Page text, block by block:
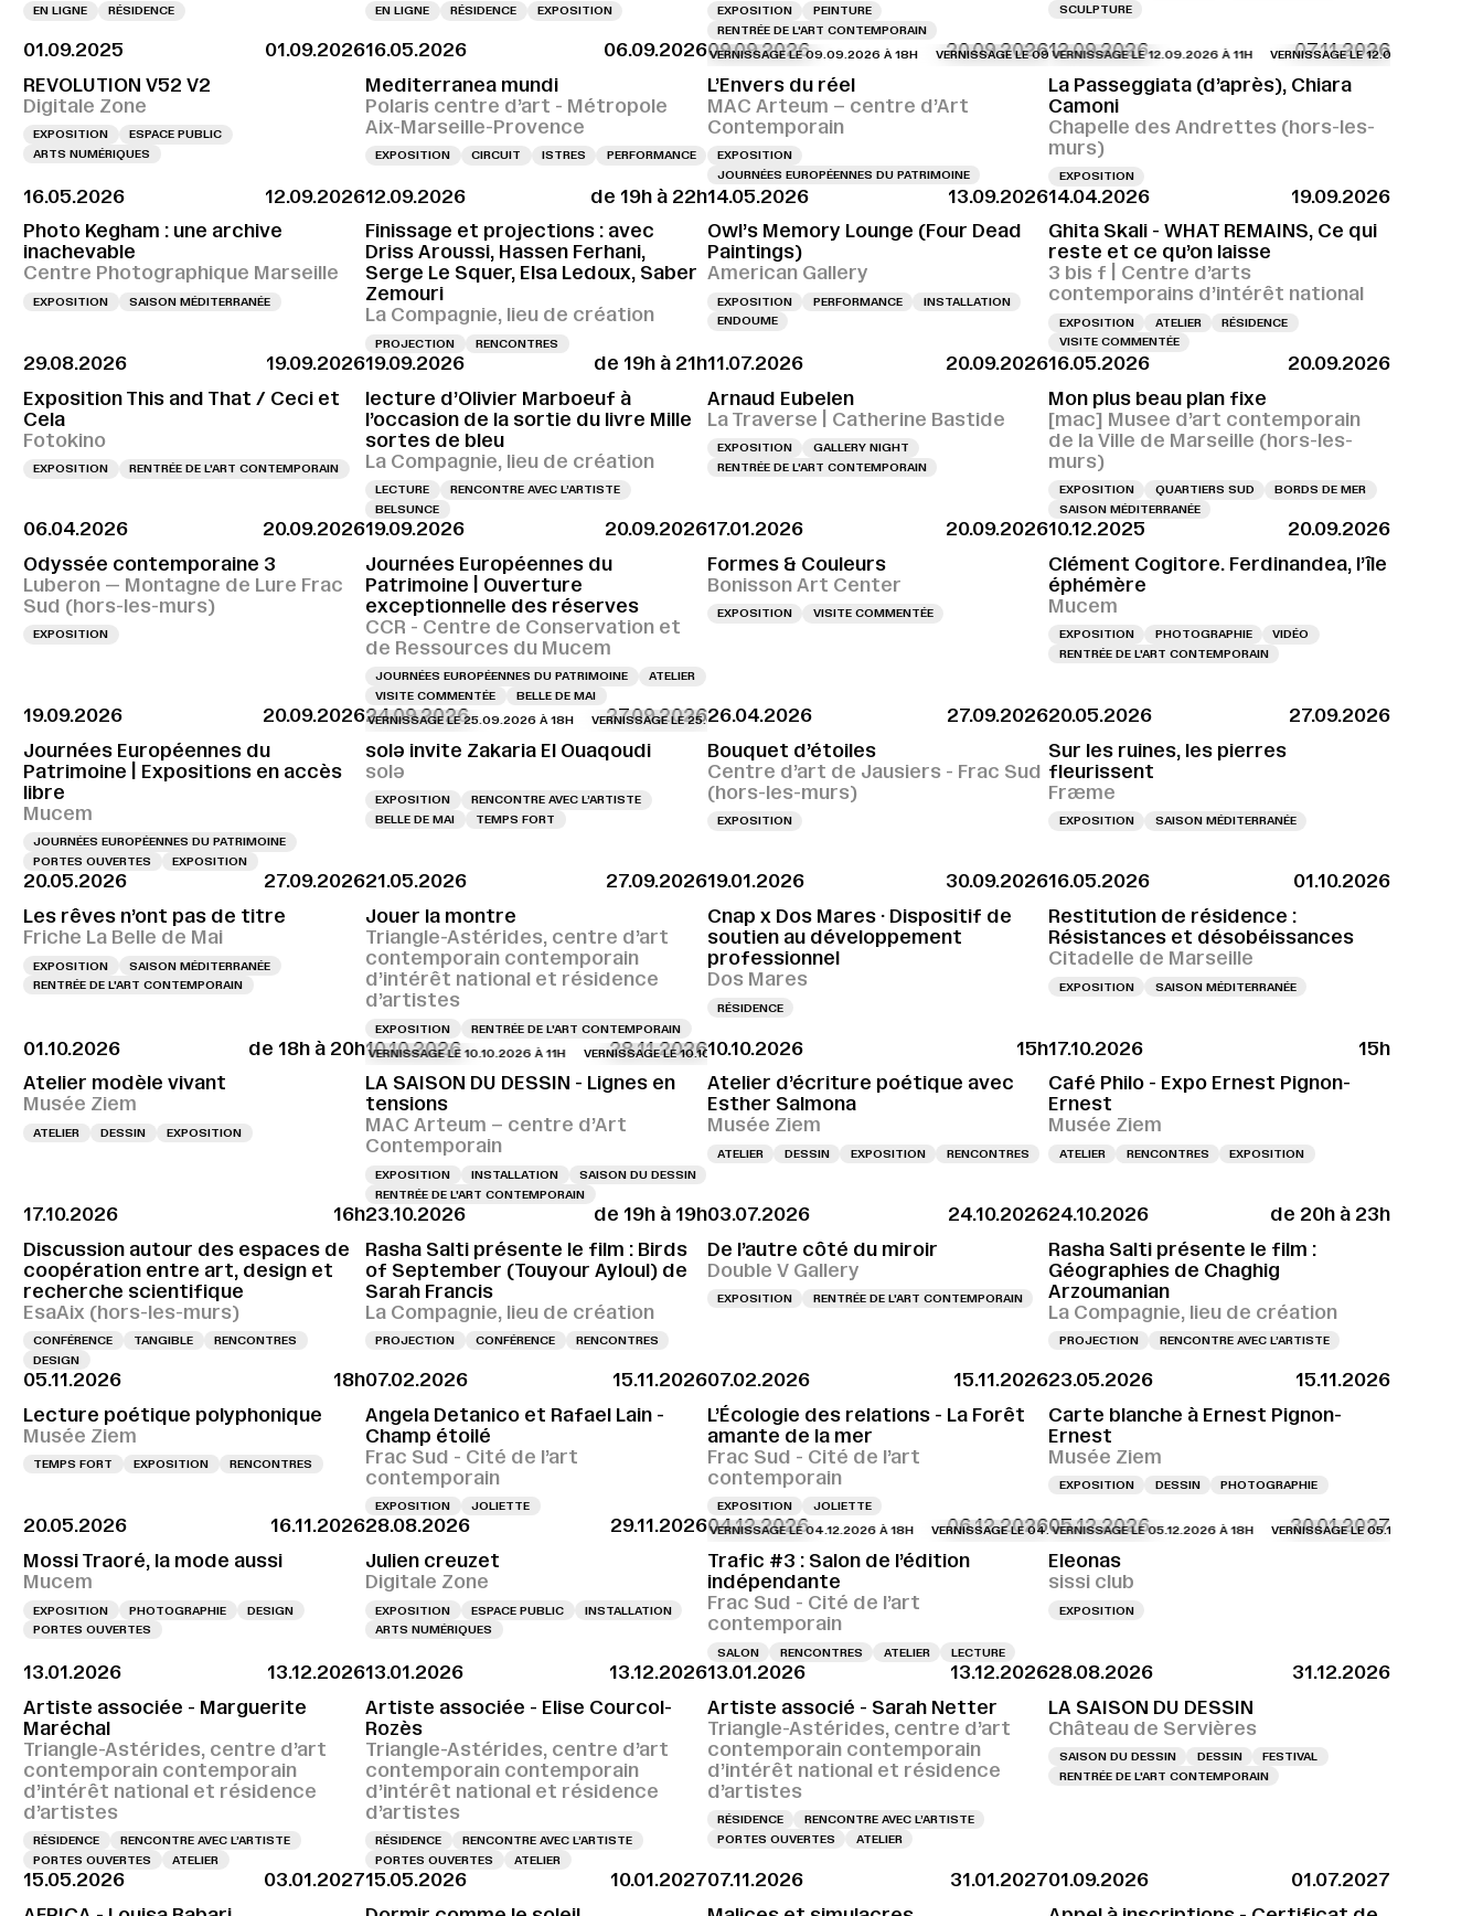
EN LIGNE RÉSIDENCE EN LIGNE RÉSIDENCE EXPOSITION EXPOSITION
PEINTURE
RENTRÉE DE L'ART CONTEMPORAIN
SCULPTURE
01.09.2025
01.09.2026
REVOLUTION V52 V2
Digitale Zone
EXPOSITION
ESPACE PUBLIC
ARTS NUMÉRIQUES
16.05.2026
06.09.2026
Mediterranea mundi
Polaris centre d’art - Métropole
Aix-Marseille-Provence
EXPOSITION CIRCUIT ISTRES PERFORMANCE
09.09.2026 20.09.2026
VERNISSAGE LE 09.09.2026 À 18H VERNISSAGE LE 09.09.2026 À 18H VERNISSAGE LE 09.09.2026 À 18H VERNISSAGE LE
L’Envers du réel
MAC Arteum – centre d’Art
Contemporain
EXPOSITION
JOURNÉES EUROPÉENNES DU PATRIMOINE
12.09.2026 07.11.2026
VERNISSAGE LE 12.09.2026 À 11H VERNISSAGE LE 12.09.2026 À 11H
La Passeggiata (d’après), Chiara
Camoni
Chapelle des Andrettes (hors-les-
murs)
EXPOSITION
16.05.2026
12.09.2026
Photo Kegham : une archive
inachevable
Centre Photographique Marseille
EXPOSITION SAISON MÉDITERRANÉE
12.09.2026
de 19h à 22h
Finissage et projections : avec
Driss Aroussi, Hassen Ferhani,
Serge Le Squer, Elsa Ledoux, Saber
Zemouri
La Compagnie, lieu de création
PROJECTION RENCONTRES
14.05.2026
13.09.2026
Owl’s Memory Lounge (Four Dead
Paintings)
American Gallery
EXPOSITION PERFORMANCE
INSTALLATION
ENDOUME
14.04.2026
19.09.2026
Ghita Skali - WHAT REMAINS, Ce qui
reste et ce qu’on laisse
3 bis f | Centre d’arts
contemporains d’intérêt national
EXPOSITION ATELIER
RÉSIDENCE
VISITE COMMENTÉE
29.08.2026
19.09.2026
Exposition This and That / Ceci et
Cela
Fotokino
EXPOSITION RENTRÉE DE L'ART CONTEMPORAIN
19.09.2026
de 19h à 21h
lecture d’Olivier Marboeuf à
l’occasion de la sortie du livre Mille
sortes de bleu
La Compagnie, lieu de création
LECTURE
RENCONTRE AVEC L’ARTISTE
BELSUNCE
11.07.2026
20.09.2026
Arnaud Eubelen
La Traverse | Catherine Bastide
EXPOSITION
GALLERY NIGHT
RENTRÉE DE L'ART CONTEMPORAIN
16.05.2026
20.09.2026
Mon plus beau plan fixe
[mac] Musee d’art contemporain
de la Ville de Marseille (hors-les-
murs)
EXPOSITION QUARTIERS SUD
BORDS DE MER
SAISON MÉDITERRANÉE
06.04.2026
20.09.2026
Odyssée contemporaine 3
Luberon — Montagne de Lure Frac
Sud (hors-les-murs)
EXPOSITION
19.09.2026
20.09.2026
Journées Européennes du
Patrimoine | Ouverture
exceptionnelle des réserves
CCR - Centre de Conservation et
de Ressources du Mucem
JOURNÉES EUROPÉENNES DU PATRIMOINE
ATELIER
VISITE COMMENTÉE
BELLE DE MAI
17.01.2026
20.09.2026
Formes & Couleurs
Bonisson Art Center
EXPOSITION VISITE COMMENTÉE
10.12.2025
20.09.2026
Clément Cogitore. Ferdinandea, l’île
éphémère
Mucem
EXPOSITION PHOTOGRAPHIE
VIDÉO
RENTRÉE DE L'ART CONTEMPORAIN
19.09.2026
20.09.2026
Journées Européennes du
Patrimoine | Expositions en accès
libre
Mucem
JOURNÉES EUROPÉENNES DU PATRIMOINE
PORTES OUVERTES
EXPOSITION
24.09.2026 27.09.2026
VERNISSAGE LE 25.09.2026 À 18H VERNISSAGE LE 25.09.2026 À 18H VERNISSAGE LE 25.09.2026 À 18H VERNISSAGE LE 25.09.2026 À 18H VERNISSAGE LE 25.09.2026 À 18H
solə invite Zakaria El Ouaqoudi
solə
EXPOSITION
RENCONTRE AVEC L’ARTISTE
BELLE DE MAI
TEMPS FORT
26.04.2026
27.09.2026
Bouquet d’étoiles
Centre d’art de Jausiers - Frac Sud
(hors-les-murs)
EXPOSITION
20.05.2026
27.09.2026
Sur les ruines, les pierres
fleurissent
Fræme
EXPOSITION SAISON MÉDITERRANÉE
20.05.2026
27.09.2026
Les rêves n’ont pas de titre
Friche La Belle de Mai
EXPOSITION
SAISON MÉDITERRANÉE
RENTRÉE DE L'ART CONTEMPORAIN
21.05.2026
27.09.2026
Jouer la montre
Triangle-Astérides, centre d’art
contemporain contemporain
d’intérêt national et résidence
d’artistes
EXPOSITION RENTRÉE DE L'ART CONTEMPORAIN
19.01.2026
30.09.2026
Cnap x Dos Mares · Dispositif de
soutien au développement
professionnel
Dos Mares
RÉSIDENCE
16.05.2026
01.10.2026
Restitution de résidence :
Résistances et désobéissances
Citadelle de Marseille
EXPOSITION SAISON MÉDITERRANÉE
01.10.2026
de 18h à 20h
Atelier modèle vivant
Musée Ziem
ATELIER DESSIN EXPOSITION
10.10.2026 28.11.2026
VERNISSAGE LE 10.10.2026 À 11H VERNISSAGE LE 10.10.2026 À 11H VERNISSAGE LE 10.10.2026 À 11H VERNISSAGE LE 10.10.2026 À 11H VERNISSAGE LE 10.10.2026 À 11H
LA SAISON DU DESSIN - Lignes en
tensions
MAC Arteum – centre d’Art
Contemporain
EXPOSITION INSTALLATION
SAISON DU DESSIN
RENTRÉE DE L'ART CONTEMPORAIN
10.10.2026
15h
Atelier d’écriture poétique avec
Esther Salmona
Musée Ziem
ATELIER DESSIN EXPOSITION RENCONTRES
17.10.2026
15h
Café Philo - Expo Ernest Pignon-
Ernest
Musée Ziem
ATELIER RENCONTRES EXPOSITION
17.10.2026
16h
Discussion autour des espaces de
coopération entre art, design et
recherche scientifique
EsaAix (hors-les-murs)
CONFÉRENCE TANGIBLE
RENCONTRES
DESIGN
23.10.2026
de 19h à 19h
Rasha Salti présente le film : Birds
of September (Touyour Ayloul) de
Sarah Francis
La Compagnie, lieu de création
PROJECTION CONFÉRENCE RENCONTRES
03.07.2026
24.10.2026
De l’autre côté du miroir
Double V Gallery
EXPOSITION RENTRÉE DE L'ART CONTEMPORAIN
24.10.2026
de 20h à 23h
Rasha Salti présente le film :
Géographies de Chaghig
Arzoumanian
La Compagnie, lieu de création
PROJECTION RENCONTRE AVEC L’ARTISTE
05.11.2026
18h
Lecture poétique polyphonique
Musée Ziem
TEMPS FORT EXPOSITION RENCONTRES
07.02.2026
15.11.2026
Angela Detanico et Rafael Lain -
Champ étoilé
Frac Sud - Cité de l’art
contemporain
EXPOSITION JOLIETTE
07.02.2026
15.11.2026
L’Écologie des relations - La Forêt
amante de la mer
Frac Sud - Cité de l’art
contemporain
EXPOSITION JOLIETTE
23.05.2026
15.11.2026
Carte blanche à Ernest Pignon-
Ernest
Musée Ziem
EXPOSITION DESSIN PHOTOGRAPHIE
20.05.2026
16.11.2026
Mossi Traoré, la mode aussi
Mucem
EXPOSITION PHOTOGRAPHIE
DESIGN
PORTES OUVERTES
28.08.2026
29.11.2026
Julien creuzet
Digitale Zone
EXPOSITION ESPACE PUBLIC
INSTALLATION
ARTS NUMÉRIQUES
04.12.2026 06.12.2026
VERNISSAGE LE 04.12.2026 À 18H VERNISSAGE LE 04.12.2026 À 18H VERNISSAGE LE 04.12.2026 À 18H VERNISSAGE LE
Trafic #3 : Salon de l’édition
indépendante
Frac Sud - Cité de l’art
contemporain
SALON RENCONTRES ATELIER LECTURE
05.12.2026 30.01.2027
VERNISSAGE LE 05.12.2026 À 18H VERNISSAGE LE 05.12.2026 À 18H
Eleonas
sissi club
EXPOSITION
13.01.2026
13.12.2026
Artiste associée - Marguerite
Maréchal
Triangle-Astérides, centre d’art
contemporain contemporain
d’intérêt national et résidence
d’artistes
RÉSIDENCE
RENCONTRE AVEC L’ARTISTE
PORTES OUVERTES
ATELIER
13.01.2026
13.12.2026
Artiste associée - Elise Courcol-
Rozès
Triangle-Astérides, centre d’art
contemporain contemporain
d’intérêt national et résidence
d’artistes
RÉSIDENCE
RENCONTRE AVEC L’ARTISTE
PORTES OUVERTES
ATELIER
13.01.2026
13.12.2026
Artiste associé - Sarah Netter
Triangle-Astérides, centre d’art
contemporain contemporain
d’intérêt national et résidence
d’artistes
RÉSIDENCE
RENCONTRE AVEC L’ARTISTE
PORTES OUVERTES
ATELIER
28.08.2026
31.12.2026
LA SAISON DU DESSIN
Château de Servières
SAISON DU DESSIN DESSIN
FESTIVAL
RENTRÉE DE L'ART CONTEMPORAIN
15.05.2026
03.01.202715.05.2026
10.01.202707.11.2026
31.01.202701.09.2026
01.07.2027